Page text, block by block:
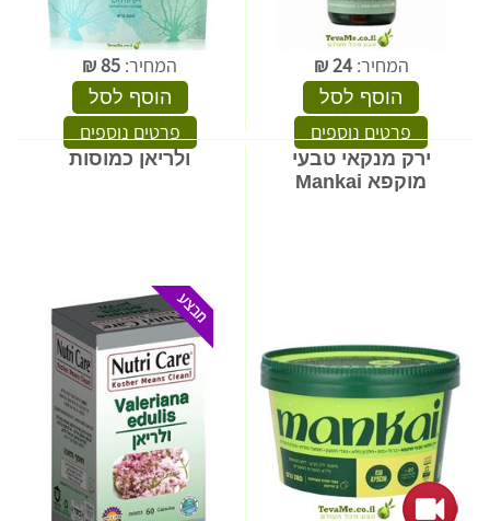
המחיר:24
₪
הוסף לסל
פרטים נוספים
המחיר: 85
₪
הוסף לסל
פרטים נוספים
ירק מנקאי טבעי
מוקפא Mankai
ולריאן כמוסות